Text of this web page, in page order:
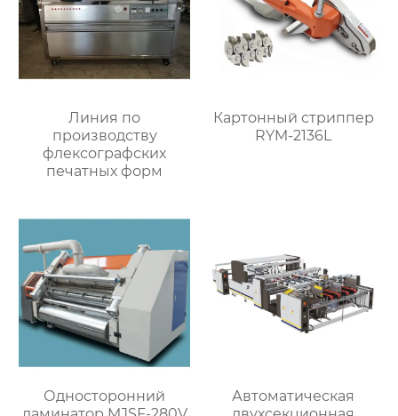
Линия по
производству
флексографских
печатных форм
Картонный стриппер
RYM-2136L
Односторонний
Автоматическая